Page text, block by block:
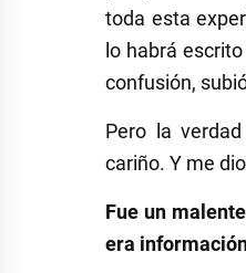
toda esta
lo habrá
confusión,
Pero la
cariño. Y me
Fue un
era